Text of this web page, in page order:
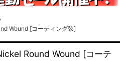
Wound [コーティング弦]
Round Wound [コーテ